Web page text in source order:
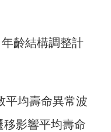
齡結構調整計
平均壽命異常波
影響平均壽命